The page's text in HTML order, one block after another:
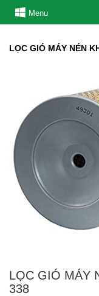
Menu
LỌC GIÓ MÁY NÉN
LỌC GIÓ MÁY
338